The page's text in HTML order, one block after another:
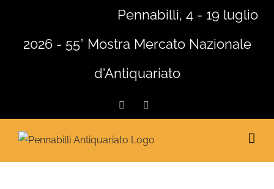
contenuto
Pennabilli, 4 - 19 luglio
2026 - 55° Mostra Mercato Nazionale
d'Antiquariato
Facebook